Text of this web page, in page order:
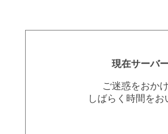
現在サーバ
ご迷惑をおか
しばらく時間を